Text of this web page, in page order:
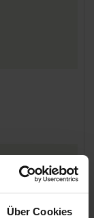
Über Cookies